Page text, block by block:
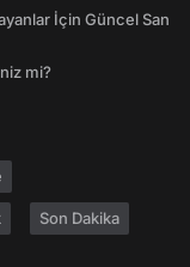
İçin Güncel San
mi?
Son Dakika